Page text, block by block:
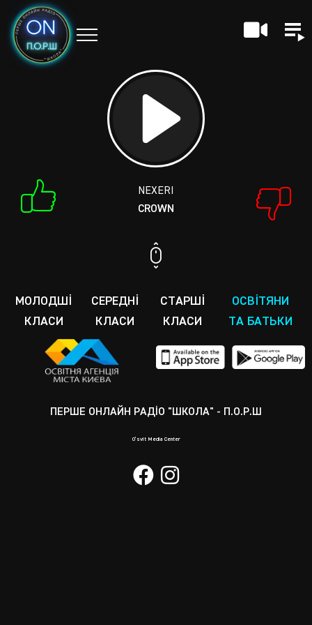
Play
NEXERI
CROWN
МОЛОДШІ
КЛАСИ
СЕРЕДНІ
КЛАСИ
СТАРШІ
КЛАСИ
ОСВІТЯНИ
ТА БАТЬКИ
ПЕРШЕ ОНЛАЙН РАДІО "ШКОЛА" - П.О.Р.Ш
O’svit Media Center